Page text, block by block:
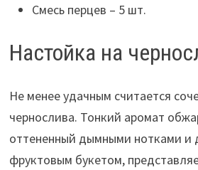
Смесь перцев – 5 шт.
Настойка на
Не менее удачным считается
чернослива. Тонкий аромат
оттененный дымными нотками и
фруктовым букетом,